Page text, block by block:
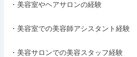
・美容室やヘアサロンの経験
・美容室での美容師アシスタント経験
・美容サロンでの美容スタッフ経験